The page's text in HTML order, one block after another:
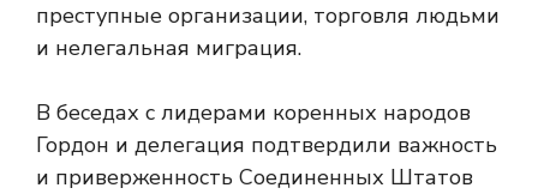
преступные организации, торговля людьми
и нелегальная миграция.
В беседах с лидерами коренных народов
Гордон и делегация подтвердили важность
и приверженность Соединенных Штатов